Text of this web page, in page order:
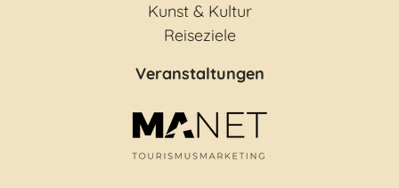
Kunst & Kultur
Reiseziele
Veranstaltungen